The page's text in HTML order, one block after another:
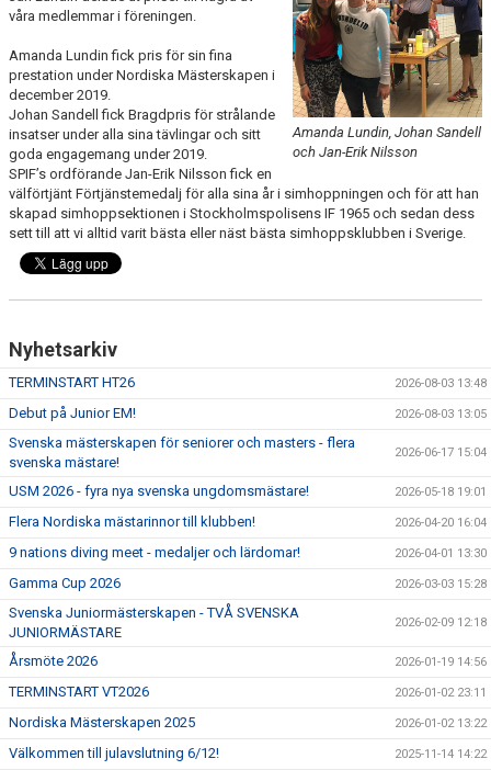
SKOLOR/FÖRENINGAR
PRESENTKORT
Amanda Lundin, Johan Sandell
och Jan-Erik Nilsson
våra medlemmar i föreningen.
Amanda Lundin fick pris för sin fina
prestation under Nordiska Mästerskapen i
december 2019.
Johan Sandell fick Bragdpris för strålande
insatser under alla sina tävlingar och sitt
goda engagemang under 2019.
SPIF’s ordförande Jan-Erik Nilsson fick en
välförtjänt Förtjänstemedalj för alla sina år i simhoppningen och för att han
skapad simhoppsektionen i Stockholmspolisens IF 1965 och sedan dess
sett till att vi alltid varit bästa eller näst bästa simhoppsklubben i Sverige.
Nyhetsarkiv
TERMINSTART HT26 2026-08-03 13:48
Debut på Junior EM! 2026-08-03 13:05
Svenska mästerskapen för seniorer och masters - flera
svenska mästare!
2026-06-17 15:04
USM 2026 - fyra nya svenska ungdomsmästare! 2026-05-18 19:01
Flera Nordiska mästarinnor till klubben! 2026-04-20 16:04
9 nations diving meet - medaljer och lärdomar! 2026-04-01 13:30
Gamma Cup 2026 2026-03-03 15:28
Svenska Juniormästerskapen - TVÅ SVENSKA
JUNIORMÄSTARE
2026-02-09 12:18
Årsmöte 2026 2026-01-19 14:56
TERMINSTART VT2026 2026-01-02 23:11
Nordiska Mästerskapen 2025 2026-01-02 13:22
Välkommen till julavslutning 6/12! 2025-11-14 14:22